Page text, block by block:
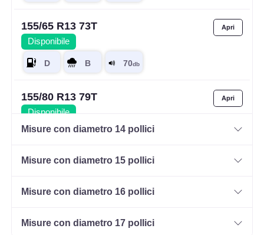
155/65 R13 73T
Disponibile
155/80 R13 79T
Disponibile
165/70 R13 79T
Misure con diametro 14 pollici
Misure con diametro 15 pollici
Misure con diametro 16 pollici
Misure con diametro 17 pollici